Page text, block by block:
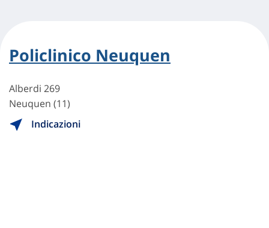
Policlinico Neuquen
Alberdi 269
Neuquen (11)
Indicazioni